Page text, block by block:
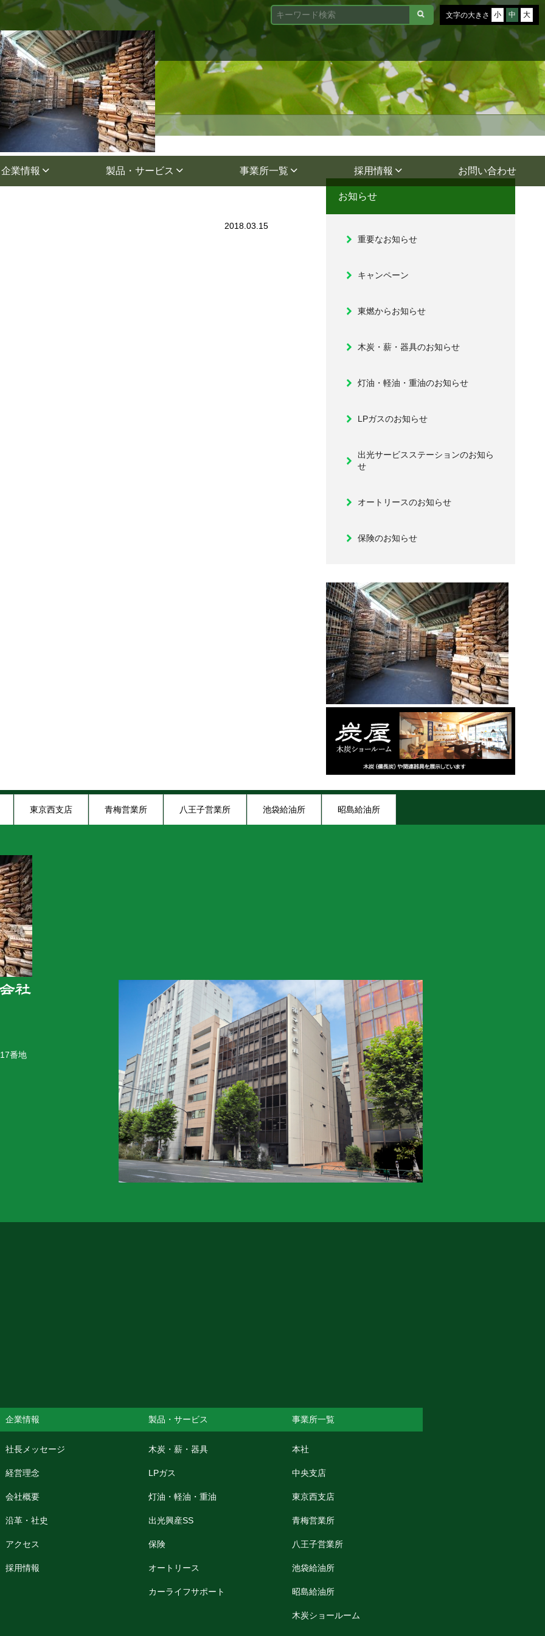
文字の大きさ 小 中 大
企業情報 製品・サービス 事業所一覧 採用情報 お問い合わせ
sumi03
2018.03.15
お知らせ
重要なお知らせ
キャンペーン
東燃からお知らせ
木炭・薪・器具のお知らせ
灯油・軽油・重油のお知らせ
LPガスのお知らせ
出光サービスステーションのお知ら
せ
オートリースのお知らせ
保険のお知らせ
東京西支店 青梅営業所 八王子営業所 池袋給油所 昭島給油所
番地
企業情報
社長メッセージ
経営理念
会社概要
沿革・社史
アクセス
採用情報
製品・サービス
木炭・薪・器具
LPガス
灯油・軽油・重油
出光興産SS
保険
オートリース
カーライフサポート
事業所一覧
本社
中央支店
東京西支店
青梅営業所
八王子営業所
池袋給油所
昭島給油所
木炭ショールーム